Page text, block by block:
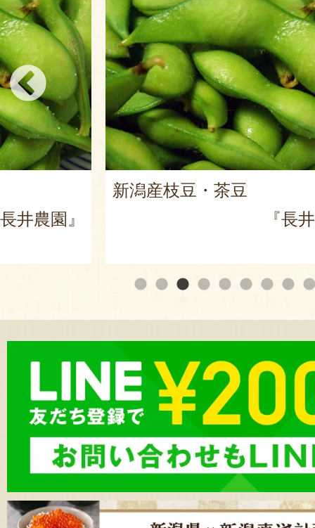
井農園』
新潟産枝豆・茶豆
『長